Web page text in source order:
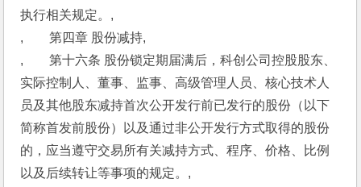
执行相关规定。,
,　　第四章 股份减持,
,　　第十六条 股份锁定期届满后，科创公司控股股东、
实际控制人、董事、监事、高级管理人员、核心技术人
员及其他股东减持首次公开发行前已发行的股份（以下
简称首发前股份）以及通过非公开发行方式取得的股份
的，应当遵守交易所有关减持方式、程序、价格、比例
以及后续转让等事项的规定。,